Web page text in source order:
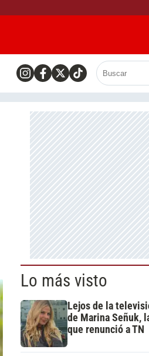
Lo más visto
Lejos de la
de Marina Señuk,
que renunció a TN